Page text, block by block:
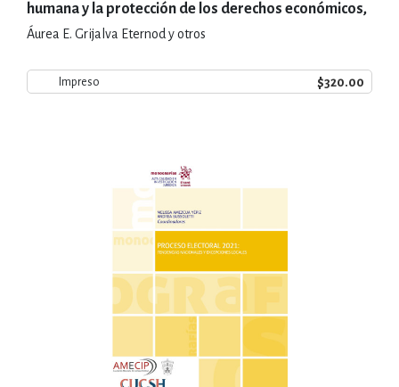
humana y la protección de los derechos económicos,
sociales y culturales en México
Áurea E. Grijalva Eternod y otros
Impreso $320.00